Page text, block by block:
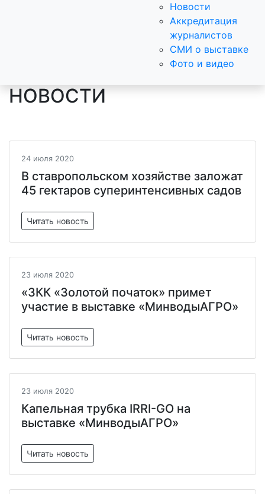
Новости
Аккредитация
журналистов
СМИ о выставке
Фото и видео
НОВОСТИ
24 июля 2020
В ставропольском хозяйстве заложат
45 гектаров суперинтенсивных садов
Читать новость
23 июля 2020
«ЗКК «Золотой початок» примет
участие в выставке «МинводыАГРО»
Читать новость
23 июля 2020
Капельная трубка IRRI-GO на
выставке «МинводыАГРО»
Читать новость